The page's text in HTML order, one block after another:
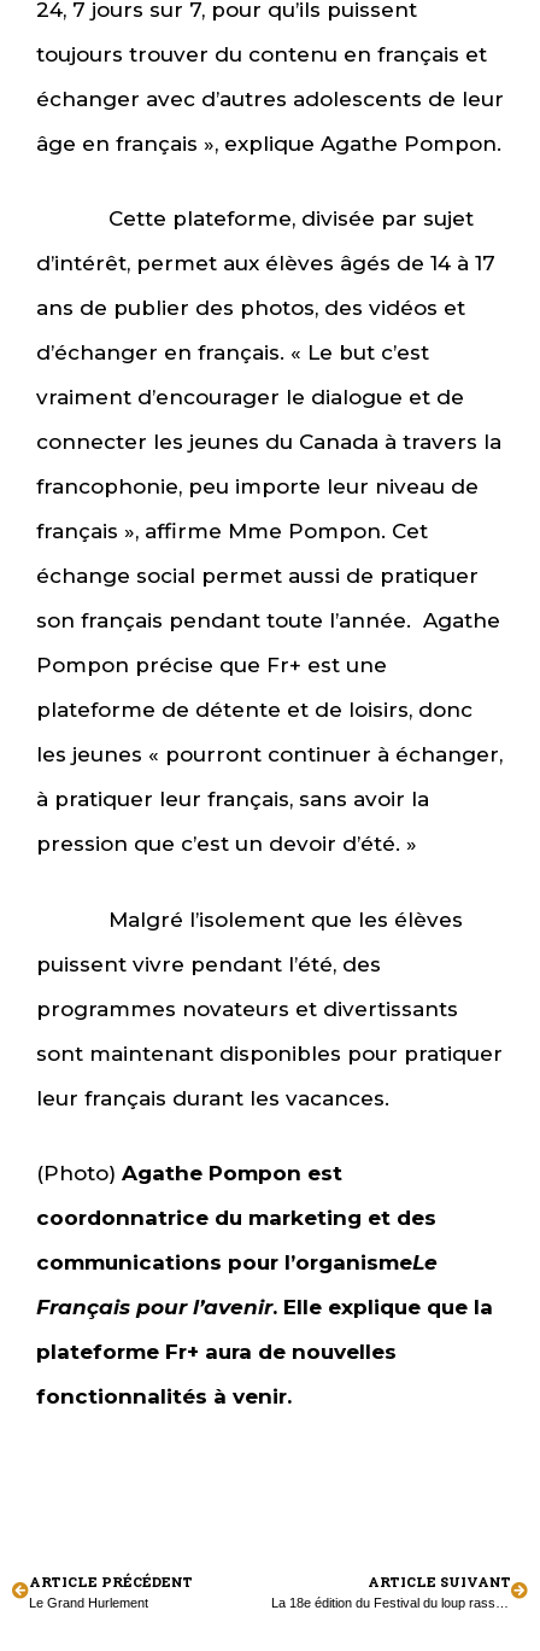
24, 7 jours sur 7, pour qu’ils puissent
toujours trouver du contenu en français et
échanger avec d’autres adolescents de leur
âge en français », explique Agathe Pompon.
Cette plateforme, divisée par sujet
d’intérêt, permet aux élèves âgés de 14 à 17
ans de publier des photos, des vidéos et
d’échanger en français. « Le but c’est
vraiment d’encourager le dialogue et de
connecter les jeunes du Canada à travers la
francophonie, peu importe leur niveau de
français », affirme Mme Pompon. Cet
échange social permet aussi de pratiquer
son français pendant toute l’année. Agathe
Pompon précise que Fr+ est une
plateforme de détente et de loisirs, donc
les jeunes « pourront continuer à échanger,
à pratiquer leur français, sans avoir la
pression que c’est un devoir d’été. »
Malgré l’isolement que les élèves
puissent vivre pendant l’été, des
programmes novateurs et divertissants
sont maintenant disponibles pour pratiquer
leur français durant les vacances.
(Photo) Agathe Pompon est
coordonnatrice du marketing et des
communications pour l’organismeLe
Français pour l’avenir. Elle explique que la
plateforme Fr+ aura de nouvelles
fonctionnalités à venir.
ARTICLE PRÉCÉDENT
Le Grand Hurlement
ARTICLE SUIVANT